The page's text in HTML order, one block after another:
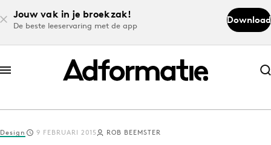
Jouw vak in je broekzak!
De beste leeservaring met de app
Download
Abonneer nu
Abonneer nu
Log in
Design 9 FEBRUARI 2015 ROB BEEMSTER